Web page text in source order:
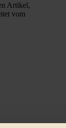
Artikel,
vom